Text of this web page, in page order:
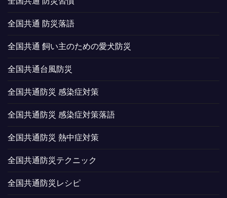
全国共通 防災落語
全国共通 飼い主のための愛犬防災
全国共通台風防災
全国共通防災 感染症対策
全国共通防災 感染症対策落語
全国共通防災 熱中症対策
全国共通防災テクニック
全国共通防災レシピ